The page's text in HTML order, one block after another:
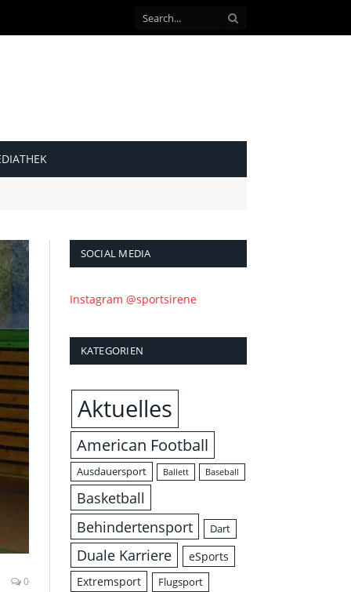
0
SOCIAL MEDIA
Instagram @sportsirene
KATEGORIEN
Aktuelles
American Football
Ausdauersport Ballett Baseball
Basketball
Behindertensport
Dart
Duale Karriere
eSports
Extremsport
Flugsport